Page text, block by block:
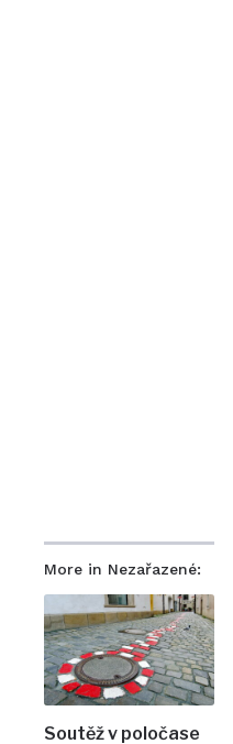
More in Nezařazené:
Soutěž v poločase